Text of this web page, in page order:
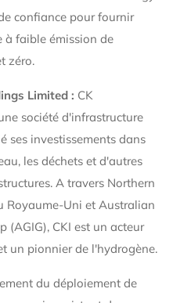
confiance pour fournir
à faible émission de
zéro.
Limited : CK
société d'infrastructure
ses investissements dans
les déchets et d'autres
A travers Northern
Royaume-Uni et Australian
(AGIG), CKI est un acteur
un pionnier de l'hydrogène.
du déploiement de